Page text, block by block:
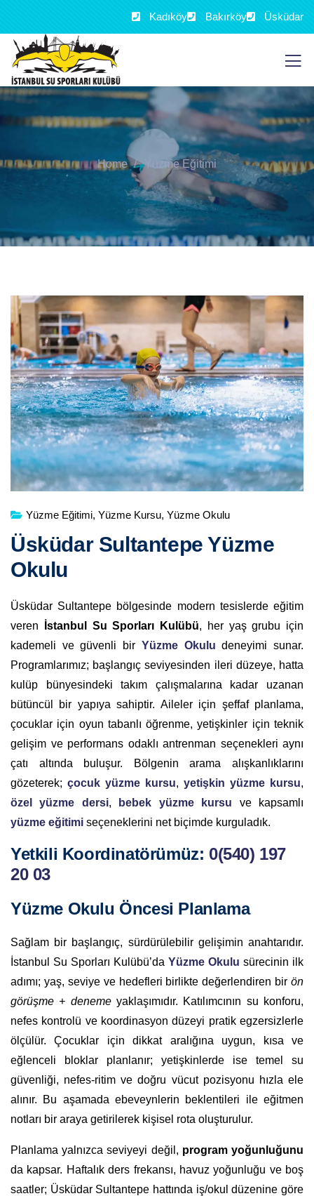
Kadıköy Bakırköy Üsküdar
Home Yüzme Eğitimi
Yüzme Eğitimi, Yüzme Kursu, Yüzme Okulu
Üsküdar Sultantepe Yüzme
Okulu
Üsküdar Sultantepe bölgesinde modern tesislerde eğitim
veren
İstanbul Su Sporları Kulübü, her yaş grubu için
kademeli ve güvenli bir Yüzme Okulu deneyimi sunar.
Programlarımız; başlangıç seviyesinden ileri düzeye, hatta
kulüp bünyesindeki takım çalışmalarına kadar uzanan
bütüncül bir yapıya sahiptir. Aileler için şeffaf planlama,
çocuklar için oyun tabanlı öğrenme, yetişkinler için teknik
gelişim ve performans odaklı antrenman seçenekleri aynı
çatı altında buluşur. Bölgenin arama alışkanlıklarını
gözeterek; çocuk yüzme kursu, yetişkin yüzme kursu,
özel yüzme dersi, bebek yüzme kursu ve kapsamlı
yüzme eğitimi seçeneklerini net biçimde kurguladık.
Yetkili Koordinatörümüz: 0(540) 197
20 03
Yüzme Okulu Öncesi Planlama
Sağlam bir başlangıç, sürdürülebilir gelişimin anahtarıdır.
İstanbul Su Sporları Kulübü’da Yüzme Okulu sürecinin ilk
adımı; yaş, seviye ve hedefleri birlikte değerlendiren bir ön
görüşme + denemeyaklaşımıdır. Katılımcının su konforu,
nefes kontrolü ve koordinasyon düzeyi pratik egzersizlerle
ölçülür. Çocuklar için dikkat aralığına uygun, kısa ve
eğlenceli bloklar planlanır; yetişkinlerde ise temel su
güvenliği, nefes-ritim ve doğru vücut pozisyonu hızla ele
alınır. Bu aşamada ebeveynlerin beklentileri ile eğitmen
notları bir araya getirilerek kişisel rota oluşturulur.
Planlama yalnızca seviyeyi değil, program yoğunluğunu
da kapsar. Haftalık ders frekansı, havuz yoğunluğu ve boş
saatler; Üsküdar Sultantepe hattında iş/okul düzenine göre